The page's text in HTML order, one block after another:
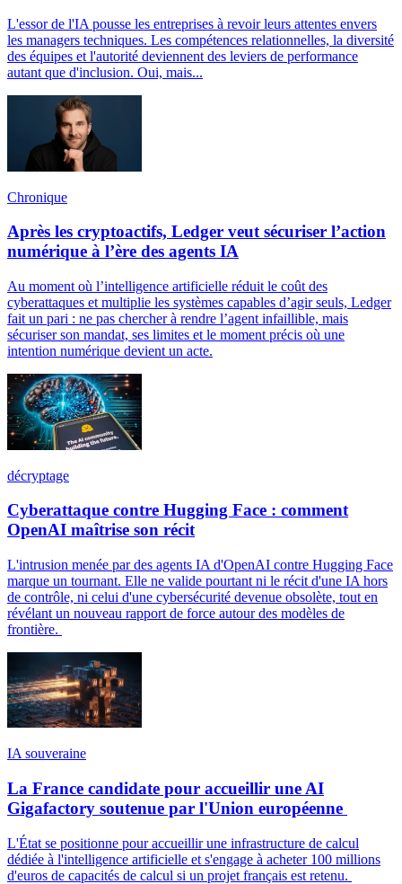
L'essor de l'IA pousse les entreprises à revoir leurs attentes envers
les managers techniques. Les compétences relationnelles, la diversité
des équipes et l'autorité deviennent des leviers de performance
autant que d'inclusion. Oui, mais...
Chronique
Après les cryptoactifs, Ledger veut sécuriser l’action
numérique à l’ère des agents IA
Au moment où l’intelligence artificielle réduit le coût des
cyberattaques et multiplie les systèmes capables d’agir seuls, Ledger
fait un pari : ne pas chercher à rendre l’agent infaillible, mais
sécuriser son mandat, ses limites et le moment précis où une
intention numérique devient un acte.
décryptage
Cyberattaque contre Hugging Face : comment
OpenAI maîtrise son récit
L'intrusion menée par des agents IA d'OpenAI contre Hugging Face
marque un tournant. Elle ne valide pourtant ni le récit d'une IA hors
de contrôle, ni celui d'une cybersécurité devenue obsolète, tout en
révélant un nouveau rapport de force autour des modèles de
frontière.
IA souveraine
La France candidate pour accueillir une AI
Gigafactory soutenue par l'Union européenne
L'État se positionne pour accueillir une infrastructure de calcul
dédiée à l'intelligence artificielle et s'engage à acheter 100 millions
d'euros de capacités de calcul si un projet français est retenu.